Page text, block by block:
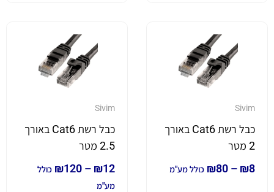
Sivim
כבל רשת Cat6 באורך
2 מטר
₪8
–
₪80 כולל מע"מ
Sivim
כבל רשת Cat6 באורך
2.5 מטר
₪12
–
₪120
כולל
מע"מ